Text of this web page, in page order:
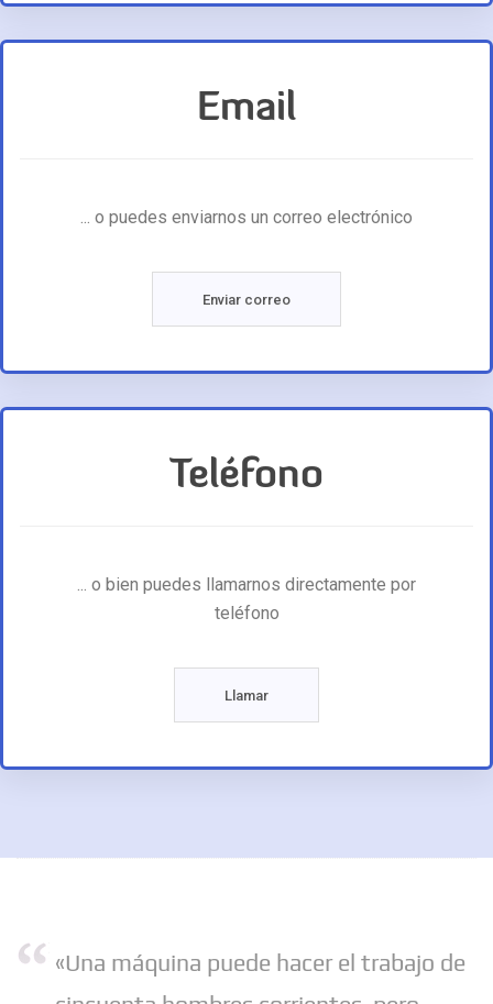
Email
... o puedes enviarnos un correo electrónico
Enviar correo
Teléfono
... o bien puedes llamarnos directamente por
teléfono
Llamar
«Una máquina puede hacer el trabajo de